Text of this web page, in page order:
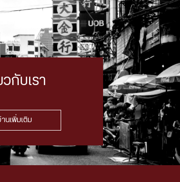
วกับเรา
นเพิ่มเติม